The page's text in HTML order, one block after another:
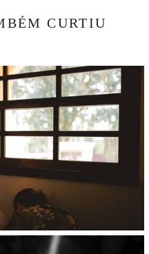
CURTIU